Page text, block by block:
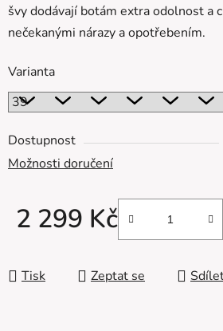
švy dodávají botám extra odolnost a
nečekanými nárazy a opotřebením.
Varianta
Dostupnost
Možnosti doručení
2 299 Kč
Tisk Zeptat se